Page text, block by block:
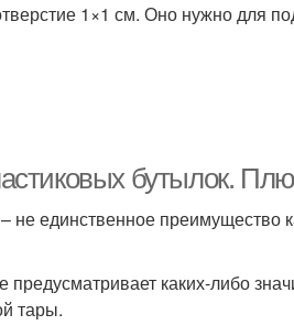
1×1 см. Оно нужно для
бутылок.
не единственное
каких-либо
тары.